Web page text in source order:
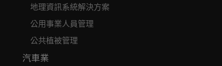
地理資訊系統解決方案
公用事業人員管理
公共植被管理
汽車業